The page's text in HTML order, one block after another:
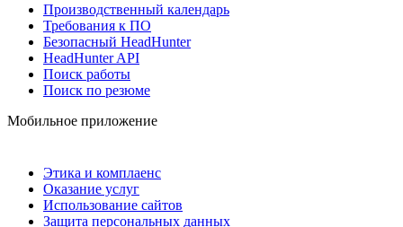
Производственный календарь
Требования к ПО
Безопасный HeadHunter
HeadHunter API
Поиск работы
Поиск по резюме
Мобильное приложение
Этика и комплаенс
Оказание услуг
Использование сайтов
Защита персональных данных